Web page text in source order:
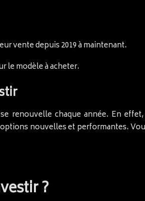
vente depuis 2019 à maintenant.
le modèle à acheter.
renouvelle chaque année. En
nouvelles et performantes.
?